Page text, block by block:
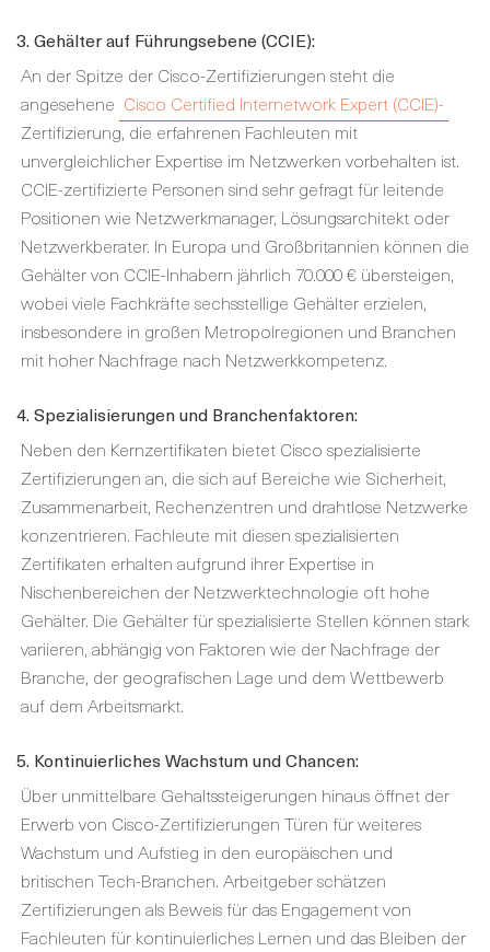
3. Gehälter auf Führungsebene (CCIE):
An der Spitze der Cisco-Zertifizierungen steht die
angesehene Cisco Certified Internetwork Expert (CCIE)-
Zertifizierung, die erfahrenen Fachleuten mit
unvergleichlicher Expertise im Netzwerken vorbehalten ist.
CCIE-zertifizierte Personen sind sehr gefragt für leitende
Positionen wie Netzwerkmanager, Lösungsarchitekt oder
Netzwerkberater. In Europa und Großbritannien können die
Gehälter von CCIE-Inhabern jährlich 70.000 € übersteigen,
wobei viele Fachkräfte sechsstellige Gehälter erzielen,
insbesondere in großen Metropolregionen und Branchen
mit hoher Nachfrage nach Netzwerkkompetenz.
4. Spezialisierungen und Branchenfaktoren:
Neben den Kernzertifikaten bietet Cisco spezialisierte
Zertifizierungen an, die sich auf Bereiche wie Sicherheit,
Zusammenarbeit, Rechenzentren und drahtlose Netzwerke
konzentrieren. Fachleute mit diesen spezialisierten
Zertifikaten erhalten aufgrund ihrer Expertise in
Nischenbereichen der Netzwerktechnologie oft hohe
Gehälter. Die Gehälter für spezialisierte Stellen können stark
variieren, abhängig von Faktoren wie der Nachfrage der
Branche, der geografischen Lage und dem Wettbewerb
auf dem Arbeitsmarkt.
5. Kontinuierliches Wachstum und Chancen:
Über unmittelbare Gehaltssteigerungen hinaus öffnet der
Erwerb von Cisco-Zertifizierungen Türen für weiteres
Wachstum und Aufstieg in den europäischen und
britischen Tech-Branchen. Arbeitgeber schätzen
Zertifizierungen als Beweis für das Engagement von
Fachleuten für kontinuierliches Lernen und das Bleiben der